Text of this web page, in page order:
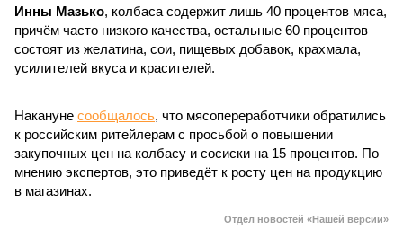
Инны Мазько, колбаса содержит лишь 40 процентов мяса,
причём часто низкого качества, остальные 60 процентов
состоят из желатина, сои, пищевых добавок, крахмала,
усилителей вкуса и красителей.
Накануне сообщалось, что мясопереработчики обратились
к российским ритейлерам с просьбой о повышении
закупочных цен на колбасу и сосиски на 15 процентов. По
мнению экспертов, это приведёт к росту цен на продукцию
в магазинах.
Отдел новостей «Нашей версии»